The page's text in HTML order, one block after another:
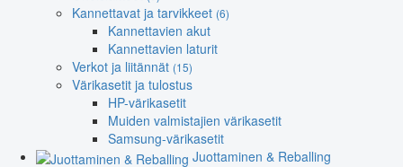
Kannettavat ja tarvikkeet (6)
Kannettavien akut
Kannettavien laturit
Verkot ja liitännät (15)
Värikasetit ja tulostus
HP-värikasetit
Muiden valmistajien värikasetit
Samsung-värikasetit
Juottaminen & Reballing